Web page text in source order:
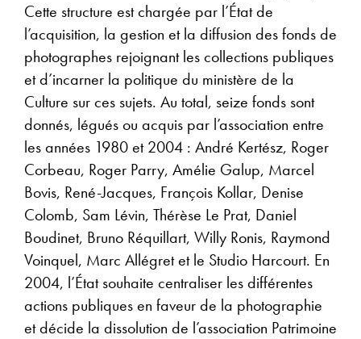
Cette structure est chargée par l’État de
l’acquisition, la gestion et la diffusion des fonds de
photographes rejoignant les collections publiques
et d’incarner la politique du ministère de la
Culture sur ces sujets. Au total, seize fonds sont
donnés, légués ou acquis par l’association entre
les années 1980 et 2004 : André Kertész, Roger
Corbeau, Roger Parry, Amélie Galup, Marcel
Bovis, René-Jacques, François Kollar, Denise
Colomb, Sam Lévin, Thérèse Le Prat, Daniel
Boudinet, Bruno Réquillart, Willy Ronis, Raymond
Voinquel, Marc Allégret et le Studio Harcourt. En
2004, l’État souhaite centraliser les différentes
actions publiques en faveur de la photographie
et décide la dissolution de l’association Patrimoine